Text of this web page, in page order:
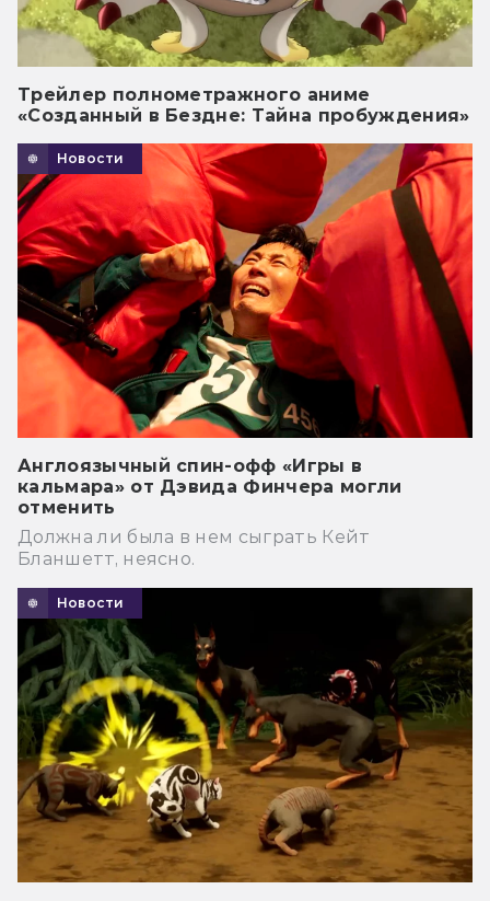
Трейлер полнометражного аниме
«Созданный в Бездне: Тайна пробуждения»
Новости
Англоязычный спин-офф «Игры в
кальмара» от Дэвида Финчера могли
отменить
Должна ли была в нем сыграть Кейт
Бланшетт, неясно.
Новости